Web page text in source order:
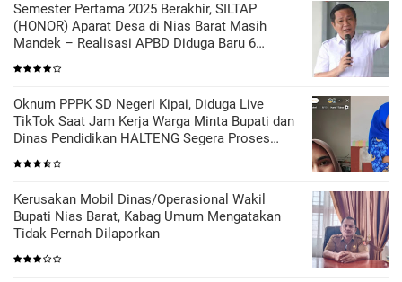
Semester Pertama 2025 Berakhir, SILTAP
(HONOR) Aparat Desa di Nias Barat Masih
Mandek – Realisasi APBD Diduga Baru 6
Persen
Oknum PPPK SD Negeri Kipai, Diduga Live
TikTok Saat Jam Kerja Warga Minta Bupati dan
Dinas Pendidikan HALTENG Segera Proses
Sesuai Hukum
Kerusakan Mobil Dinas/Operasional Wakil
Bupati Nias Barat, Kabag Umum Mengatakan
Tidak Pernah Dilaporkan